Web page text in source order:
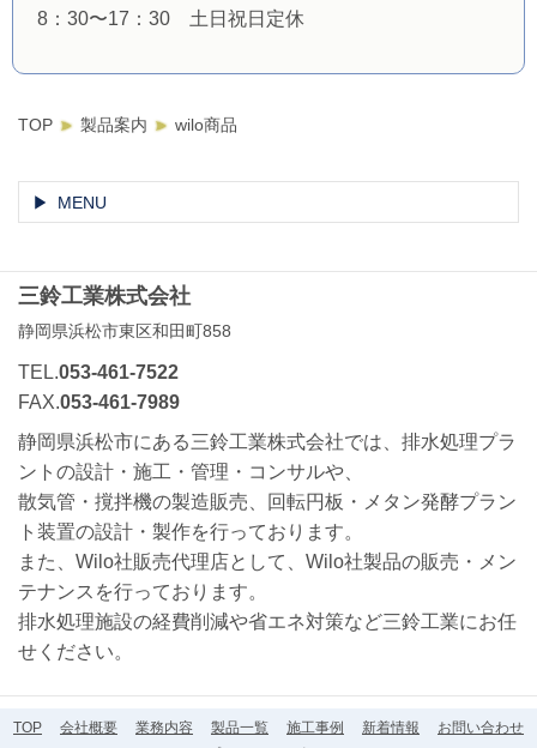
8：30〜17：30 土日祝日定休
TOP 製品案内 wilo商品
MENU
三鈴工業株式会社
静岡県浜松市東区和田町858
TEL.053-461-7522
FAX.053-461-7989
静岡県浜松市にある三鈴工業株式会社では、排水処理プラ
ントの設計・施工・管理・コンサルや、
散気管・撹拌機の製造販売、回転円板・メタン発酵プラン
ト装置の設計・製作を行っております。
また、Wilo社販売代理店として、Wilo社製品の販売・メン
テナンスを行っております。
排水処理施設の経費削減や省エネ対策など三鈴工業にお任
せください。
TOP 会社概要 業務内容 製品一覧 施工事例 新着情報
お問い合わせ